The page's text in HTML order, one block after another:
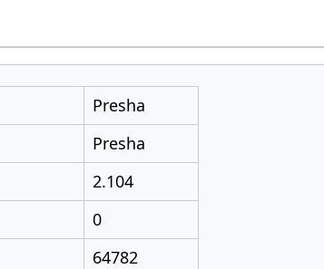
Presha
Presha
2.104
0
64782